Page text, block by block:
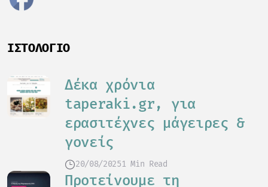
ΙΣΤΟΛΌΓΙΟ
Δέκα χρόνια
taperaki.gr, για
ερασιτέχνες μάγειρες &
γονείς
20/08/20251 Min Read
Προτείνουμε τη